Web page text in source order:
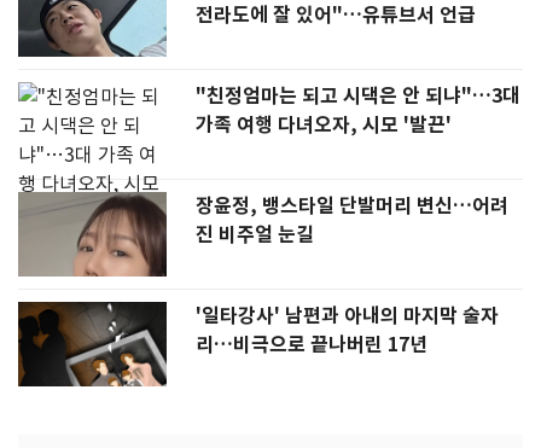
전라도에 잘 있어"…유튜브서 언급
"친정엄마는 되고 시댁은 안 되냐"…3대
가족 여행 다녀오자, 시모 '발끈'
장윤정, 뱅스타일 단발머리 변신…어려
진 비주얼 눈길
'일타강사' 남편과 아내의 마지막 술자
리…비극으로 끝나버린 17년